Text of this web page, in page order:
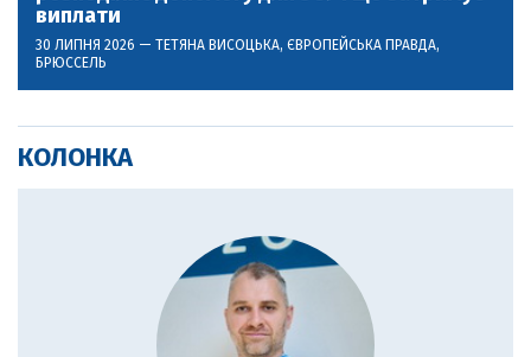
виплати
30 ЛИПНЯ 2026 — ТЕТЯНА ВИСОЦЬКА, ЄВРОПЕЙСЬКА ПРАВДА,
БРЮССЕЛЬ
КОЛОНКА